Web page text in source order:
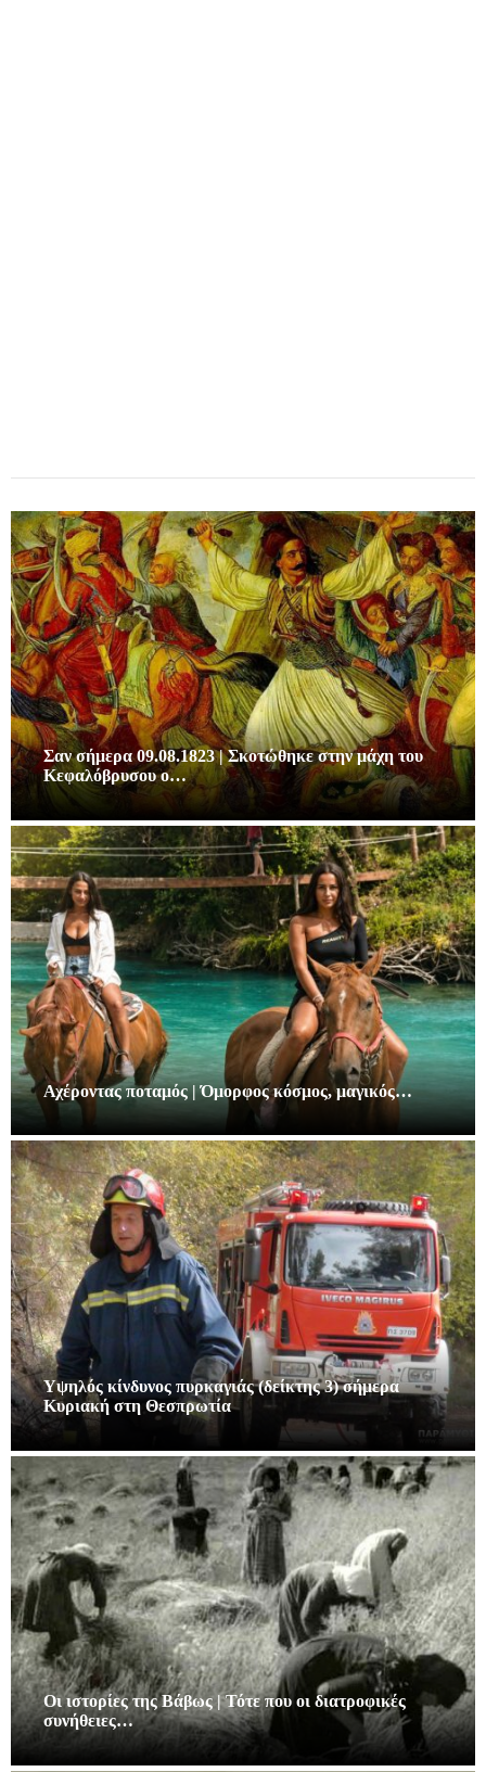
Σαν σήμερα 09.08.1823 | Σκοτώθηκε στην μάχη του
Κεφαλόβρυσου ο…
Αχέροντας ποταμός | Όμορφος κόσμος, μαγικός…
Υψηλός κίνδυνος πυρκαγιάς (δείκτης 3) σήμερα
Κυριακή στη Θεσπρωτία
Οι ιστορίες της Βάβως | Τότε που οι διατροφικές
συνήθειες…